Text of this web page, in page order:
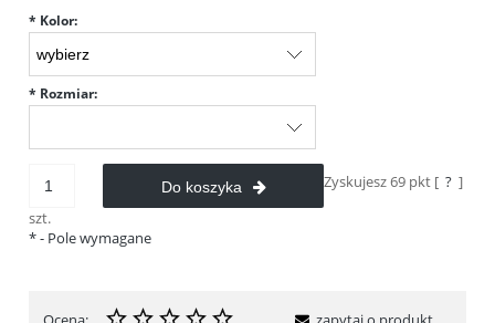
* Kolor:
* Rozmiar:
szt.
Do koszyka Zyskujesz69 pkt [ ? ]
*- Pole wymagane